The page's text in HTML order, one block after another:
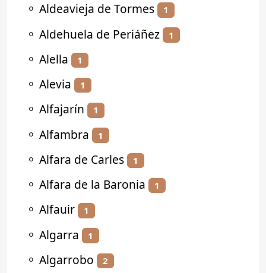
⚬ Aldeavieja de Tormes 1
⚬ Aldehuela de Periáñez 1
⚬ Alella 1
⚬ Alevia 1
⚬ Alfajarín 1
⚬ Alfambra 1
⚬ Alfara de Carles 1
⚬ Alfara de la Baronia 1
⚬ Alfauir 1
⚬ Algarra 1
⚬ Algarrobo 2